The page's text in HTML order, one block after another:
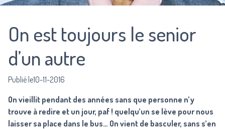
On est toujours le senior
d’un autre
Publié le10-11-2016
On vieillit pendant des années sans que personne n’y
trouve à redire et un jour, paf ! quelqu’un se lève pour nous
laisser sa place dans le bus… On vient de basculer, sans s’en